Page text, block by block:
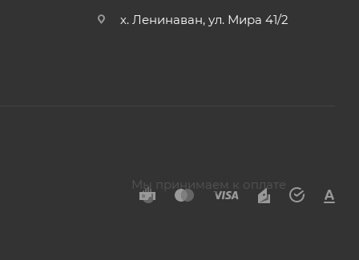
х. Ленинаван, ул. Мира 41/2
Мы принимаем к оплате